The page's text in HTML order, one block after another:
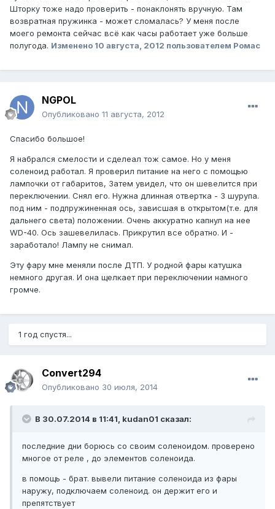
Шторку тоже надо проверить - понаклонять вручную. Там
возвратная пружинка - может сломалась? У меня после
моего ремонта сейчас всё как часы работает уже больше
полугода. Изменено 10 августа, 2012 пользователем Ромас
NGPOL
Опубликовано 11 августа, 2012
Спасибо большое!
Я набрался смелости и сделеал тож самое. Но у меня
соленоид работал. Я проверил питание на него с помощью
лампочки от габаритов, Затем увидел, что он шевелится при
переключении. Снял его. Нужна длинная отвертка - 3 шурупа.
под ним - подпружиненная ось, зависшая в открытом(т.е. для
дальнего света) положении. Очень аккуратно капнул на нее
WD-40. Ось зашевелилась. Прикрутил все обратно. И -
заработало! Лампу не снимал.
Эту фару мне меняли после ДТП. У родной фары катушка
немного другая. И она щелкает при переключении намного
громче.
1 год спустя...
Convert294
Опубликовано 30 июля, 2014
В 30.07.2014 в 11:41, kudan01 сказал:
последние дни борюсь со своим соленоидом. проверено
многое от реле , до элементов соленоида.
в помощь - брат. вывели питание соленоида из фары
наружу, подключаем соленоид. он держит его и
препятствует